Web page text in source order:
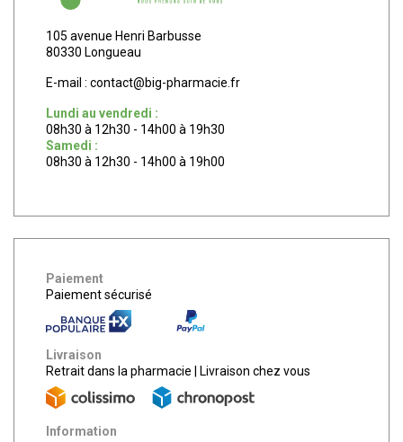
105 avenue Henri Barbusse
80330 Longueau
E-mail : contact@big-pharmacie.fr
Lundi au vendredi :
08h30 à 12h30 - 14h00 à 19h30
Samedi :
08h30 à 12h30 - 14h00 à 19h00
Paiement
Paiement sécurisé
Livraison
Retrait dans la pharmacie
Livraison chez vous
Information